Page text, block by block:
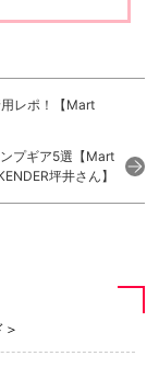
レポ！【Mart
プギア5選【Mart
坪井さん】